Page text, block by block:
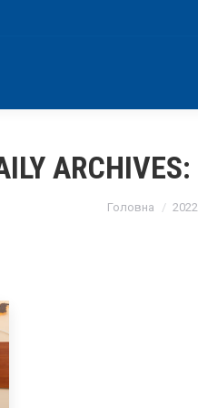
ARCHIVES:
Головна 2022